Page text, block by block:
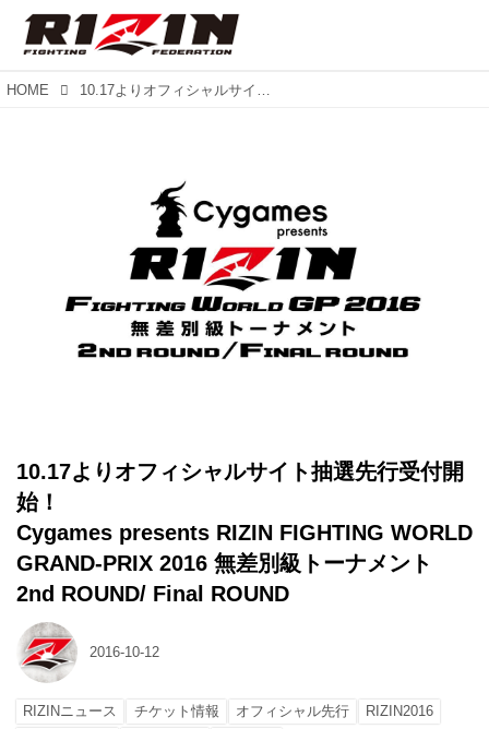
HOME 10.17よりオフィシャルサイト抽選先行受付開始！ Cygames presents RIZIN FIGHTING WORLD GRAND-PRIX 2016 無差別級トーナメント 2nd ROUND/ Final ROUND
10.17よりオフィシャルサイト抽選先行受付開
始！
Cygames presents RIZIN FIGHTING WORLD
GRAND-PRIX 2016 無差別級トーナメント
2nd ROUND/ Final ROUND
2016-10-12
RIZINニュース チケット情報 オフィシャル先行
RIZIN2016